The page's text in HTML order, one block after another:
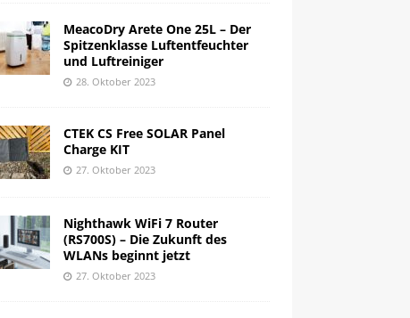
MeacoDry Arete One 25L – Der
Spitzenklasse Luftentfeuchter
und Luftreiniger
28. Oktober 2023
CTEK CS Free SOLAR Panel
Charge KIT
27. Oktober 2023
Nighthawk WiFi 7 Router
(RS700S) – Die Zukunft des
WLANs beginnt jetzt
27. Oktober 2023